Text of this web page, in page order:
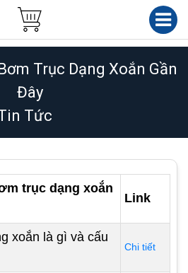
Trục Dạng Xoắn Gần
Đây
Tức
trục dạng xoắn
Link
xoắn là gì và cấu
Chi tiết